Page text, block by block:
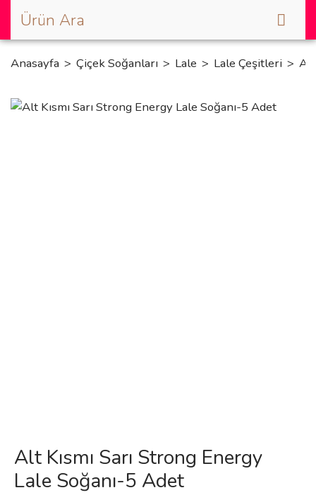
Anasayfa Çiçek Soğanları Lale Lale Çeşitleri Alt
Alt Kısmı Sarı Strong Energy
Lale Soğanı-5 Adet